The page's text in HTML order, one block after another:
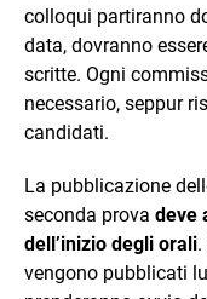
colloqui partiranno
data, dovranno
scritte. Ogni
necessario, seppur
candidati.
La pubblicazione
seconda prova deve
dell’inizio degli orali
vengono pubblicati